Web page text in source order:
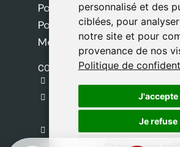
personnalisé et des
ciblées, pour
notre site et pour
provenance de nos
Politique de
J'accepte
Je refuse
personnalisé et des
ciblées, pour
notre site et pour
provenance de nos
Politique de
J'accepte
Je refuse
Politique de cookies
Politique de confidentialité
Mentions légales
CONTACT
C. del Pradillo, 6, 28770
Madrid
+34 918 459 877